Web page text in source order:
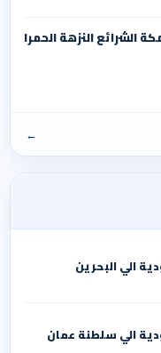
النزهة الحمرا
←
الي البحرين
الي سلطنة عمان